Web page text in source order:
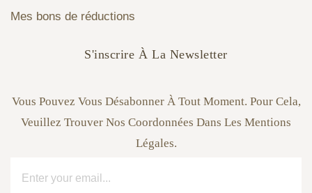
Mes bons de réductions
S'inscrire À La Newsletter
Vous Pouvez Vous Désabonner À Tout Moment. Pour Cela,
Veuillez Trouver Nos Coordonnées Dans Les Mentions
Légales.